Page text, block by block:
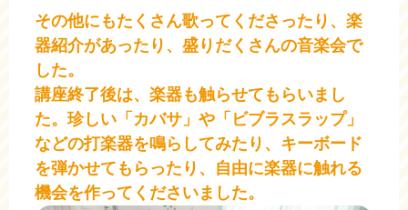
その他にもたくさん歌ってくださったり、楽
器紹介があったり、盛りだくさんの音楽会で
した。
講座終了後は、楽器も触らせてもらいまし
た。珍しい「カバサ」や「ビブラスラップ」
などの打楽器を鳴らしてみたり、キーボード
を弾かせてもらったり、自由に楽器に触れる
機会を作ってくださいました。